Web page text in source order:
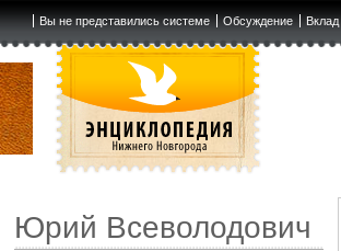
Вы не представились системе Обсуждение Вклад
Юрий Всеволодович